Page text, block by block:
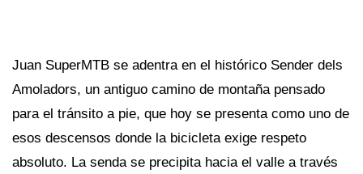
Juan SuperMTB se adentra en el histórico Sender dels
Amoladors, un antiguo camino de montaña pensado
para el tránsito a pie, que hoy se presenta como uno de
esos descensos donde la bicicleta exige respeto
absoluto. La senda se precipita hacia el valle a través